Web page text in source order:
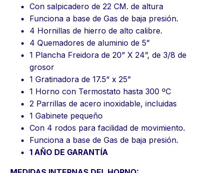
Con salpicadero de 22 CM. de altura
Funciona a base de Gas de baja presión.
4 Hornillas de hierro de alto calibre.
4 Quemadores de aluminio de 5”
1 Plancha Freidora de 20” X 24”, de 3/8 de
grosor
1 Gratinadora de 17.5“ x 25”
1 Horno con Termostato hasta 300 ºC
2 Parrillas de acero inoxidable, incluidas
1 Gabinete pequeño
Con 4 rodos para facilidad de movimiento.
Funciona a base de Gas de baja presión.
1 AÑO DE GARANTÍA